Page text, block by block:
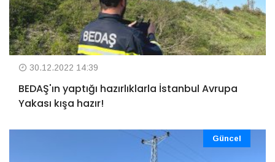
30.12.2022 14:39
BEDAŞ'ın yaptığı hazırlıklarla İstanbul Avrupa
Yakası kışa hazır!
Güncel